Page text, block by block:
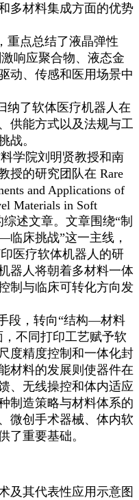
多材料集成方面的优势
重点总结了液晶弹性
响应聚合物、液态金
动、传感和医用场景中
纳了软体医疗机器人在
供能方式以及法规与工
战。
院刘明贤教授和南
授的研究团队在 Rare
and Applications of
Materials in Soft
综述文章。文章围绕“制
床挑战”这一主线，
医疗软体机器人的研
器人将朝着多材料一体
制与临床可转化方向发
段，转向“结构—材料
不同打印工艺赋予软
度精度控制和一体化封
材料的发展则使器件在
、无线操控和体内适应
制造策略与材料体系的
微创手术器械、体内软
了重要基础。
及其代表性应用示意图